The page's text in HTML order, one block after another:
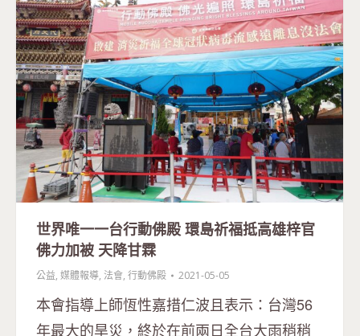
世界唯一一台行動佛殿 環島祈福抵高雄梓官
佛力加被 天降甘霖
公益, 媒體報導, 法會, 行動佛殿 2021-05-05
本會指導上師恆性嘉措仁波且表示：台灣56
年最大的旱災，終於在前兩日全台大雨稍稍